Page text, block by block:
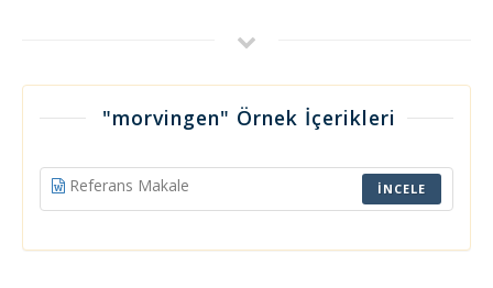
"morvingen" Örnek İçerikleri
Referans Makale İNCELE